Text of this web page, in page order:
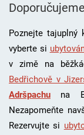
Doporučujeme
Poznejte tajuplný
vyberte si
v zimě na
Bedřichově v
Adršpachu
na
Nezapomeňte
Rezervujte si